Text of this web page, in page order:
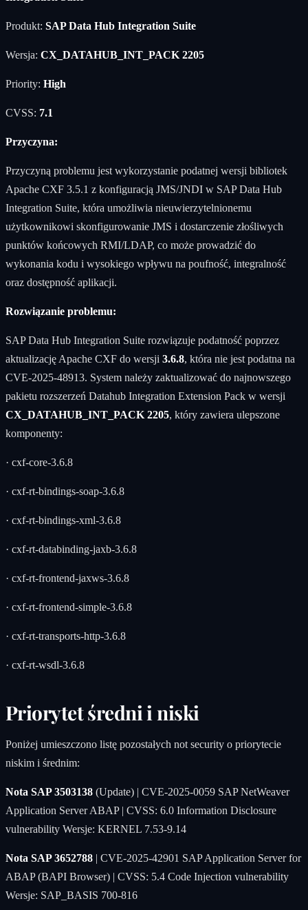
Produkt: SAP Data Hub Integration Suite
Wersja: CX_DATAHUB_INT_PACK 2205
Priority: High
CVSS: 7.1
Przyczyna:
Przyczyną problemu jest wykorzystanie podatnej wersji bibliotek
Apache CXF 3.5.1 z konfiguracją JMS/JNDI w SAP Data Hub
Integration Suite, która umożliwia nieuwierzytelnionemu
użytkownikowi skonfigurowanie JMS i dostarczenie złośliwych
punktów końcowych RMI/LDAP, co może prowadzić do
wykonania kodu i wysokiego wpływu na poufność, integralność
oraz dostępność aplikacji.
Rozwiązanie problemu:
SAP Data Hub Integration Suite rozwiązuje podatność poprzez
aktualizację Apache CXF do wersji 3.6.8, która nie jest podatna na
CVE-2025-48913. System należy zaktualizować do najnowszego
pakietu rozszerzeń Datahub Integration Extension Pack w wersji
CX_DATAHUB_INT_PACK 2205, który zawiera ulepszone
komponenty:
· cxf-core-3.6.8
· cxf-rt-bindings-soap-3.6.8
· cxf-rt-bindings-xml-3.6.8
· cxf-rt-databinding-jaxb-3.6.8
· cxf-rt-frontend-jaxws-3.6.8
· cxf-rt-frontend-simple-3.6.8
· cxf-rt-transports-http-3.6.8
· cxf-rt-wsdl-3.6.8
Priorytet średni i niski
Poniżej umieszczono listę pozostałych not security o priorytecie
niskim i średnim:
Nota SAP 3503138 (Update) | CVE-2025-0059 SAP NetWeaver
Application Server ABAP | CVSS: 6.0 Information Disclosure
vulnerability Wersje: KERNEL 7.53-9.14
Nota SAP 3652788 | CVE-2025-42901 SAP Application Server for
ABAP (BAPI Browser) | CVSS: 5.4 Code Injection vulnerability
Wersje: SAP_BASIS 700-816